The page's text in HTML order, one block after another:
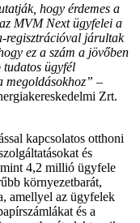
hogy érdemes a
MVM Next ügyfelei a
regisztrációval járultak
ez a szám a jövőben
ügyfél
megoldásokhoz” –
Zrt.
kapcsolatos otthoni
és
4,2 millió ügyfele
környezetbarát,
amellyel az ügyfelek
és a